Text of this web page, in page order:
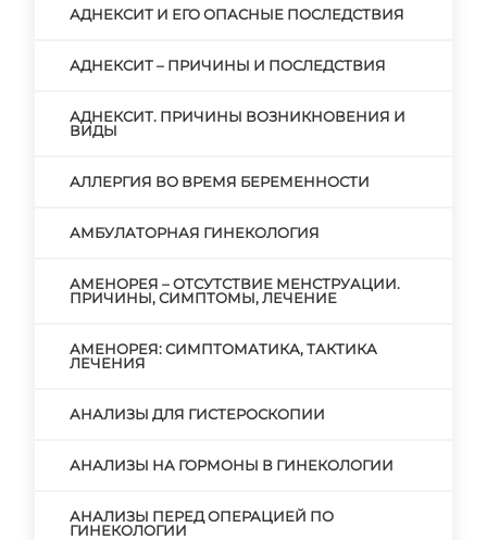
АДНЕКСИТ И ЕГО ОПАСНЫЕ ПОСЛЕДСТВИЯ
АДНЕКСИТ – ПРИЧИНЫ И ПОСЛЕДСТВИЯ
АДНЕКСИТ. ПРИЧИНЫ ВОЗНИКНОВЕНИЯ И
ВИДЫ
АЛЛЕРГИЯ ВО ВРЕМЯ БЕРЕМЕННОСТИ
АМБУЛАТОРНАЯ ГИНЕКОЛОГИЯ
АМЕНОРЕЯ – ОТСУТСТВИЕ МЕНСТРУАЦИИ.
ПРИЧИНЫ, СИМПТОМЫ, ЛЕЧЕНИЕ
АМЕНОРЕЯ: СИМПТОМАТИКА, ТАКТИКА
ЛЕЧЕНИЯ
АНАЛИЗЫ ДЛЯ ГИСТЕРОСКОПИИ
АНАЛИЗЫ НА ГОРМОНЫ В ГИНЕКОЛОГИИ
АНАЛИЗЫ ПЕРЕД ОПЕРАЦИЕЙ ПО
ГИНЕКОЛОГИИ